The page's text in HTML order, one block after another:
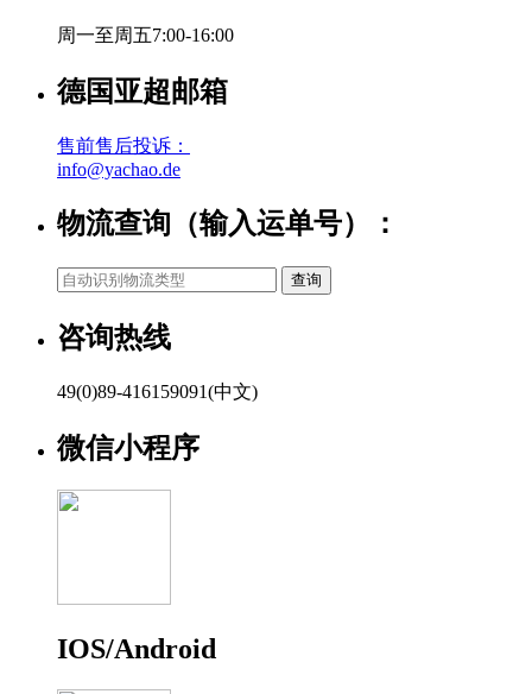
周一至周五7:00-16:00
德国亚超邮箱
售前售后投诉：
info@yachao.de
物流查询（输入运单号）：
咨询热线
49(0)89-416159091(中文)
微信小程序
IOS/Android